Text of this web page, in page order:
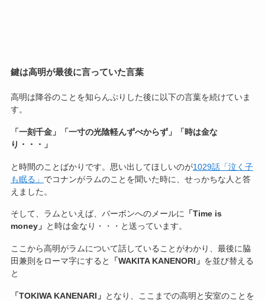
鍵は高明が最後に言っていた言葉
高明は降谷のことを知らんぷりした後に以下の言葉を続けていま
す。
「一刻千金」「一寸の光陰軽んずべからず」「時は金な
り・・・」
と時間のことばかりです。思い出してほしいのが1029話「泣く子
も眠る」 でコナンがラムのことを聞いた時に、せっかちな人と答
えました。
そして、ラムといえば、バーボンへのメールに 「Time is
money」 と時は金なり・・・と送っています。
ここから高明がラムについて話していることがわかり、最後に脇
田兼則をローマ字にすると
「WAKITA KANENORI」 を並び替える
と
「TOKIWA KANENARI」 となり、ここまでの高明と安室のことを